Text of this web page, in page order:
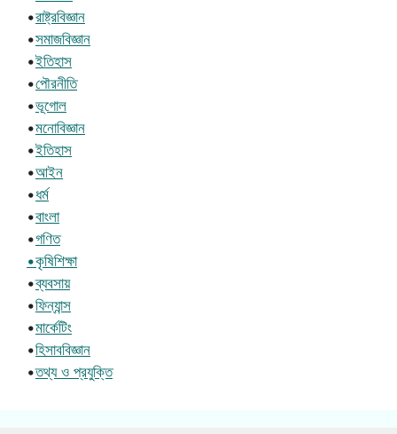
•রাষ্ট্রবিজ্ঞান
•সমাজবিজ্ঞান
•ইতিহাস
•পৌরনীতি
•ভূগোল
•মনোবিজ্ঞান
•ইতিহাস
•আইন
•ধর্ম
•বাংলা
•গণিত
•কৃষিশিক্ষা
•ব্যবসায়
•ফিন্যান্স
•মার্কেটিং
•হিসাববিজ্ঞান
•তথ্য ও প্রযুক্তি